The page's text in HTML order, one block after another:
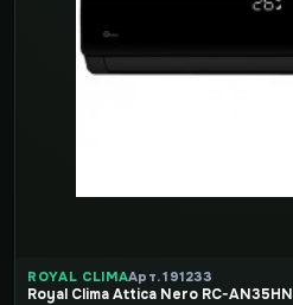
ROYAL CLIMAАрт. 191233
Royal Clima Attica Nero RC-AN35HN